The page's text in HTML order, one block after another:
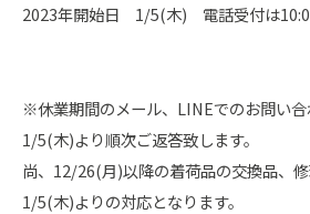
2023年開始日 1/5(木) 電話受付は
※休業期間のメール、LINEでのお問い合
1/5(木)より順次ご返答致します。
尚、12/26(月)以降の着荷品の交換品、
1/5(木)よりの対応となります。